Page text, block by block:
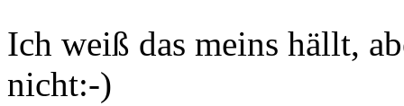
Ich weiß das meins hällt,
nicht:-)